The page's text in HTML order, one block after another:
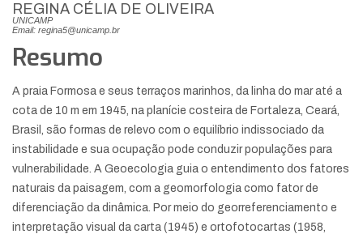
REGINA CÉLIA DE OLIVEIRA
UNICAMP
Email: regina5@unicamp.br
Resumo
A praia Formosa e seus terraços marinhos, da linha do mar até a
cota de 10 m em 1945, na planície costeira de Fortaleza, Ceará,
Brasil, são formas de relevo com o equilíbrio indissociado da
instabilidade e sua ocupação pode conduzir populações para
vulnerabilidade. A Geoecologia guia o entendimento dos fatores
naturais da paisagem, com a geomorfologia como fator de
diferenciação da dinâmica. Por meio do georreferenciamento e
interpretação visual da carta (1945) e ortofotocartas (1958,